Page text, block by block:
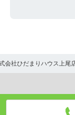
会社ひだまりハウス上尾